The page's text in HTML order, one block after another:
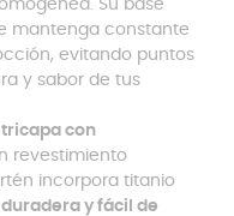
Su base
mantenga constante
evitando puntos
y sabor de tus
con
revestimiento
incorpora titanio
y fácil de